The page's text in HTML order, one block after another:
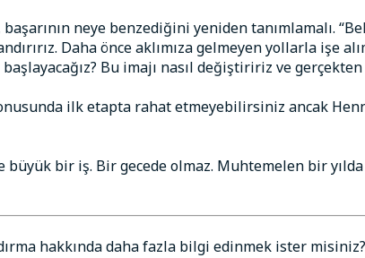
neye benzediğini yeniden tanımlamalı.
Daha önce aklımıza gelmeyen yollarla işe
Bu imajı nasıl değiştiririz ve
ilk etapta rahat etmeyebilirsiniz ancak
bir iş. Bir gecede olmaz. Muhtemelen bir
hakkında daha fazla bilgi edinmek ister